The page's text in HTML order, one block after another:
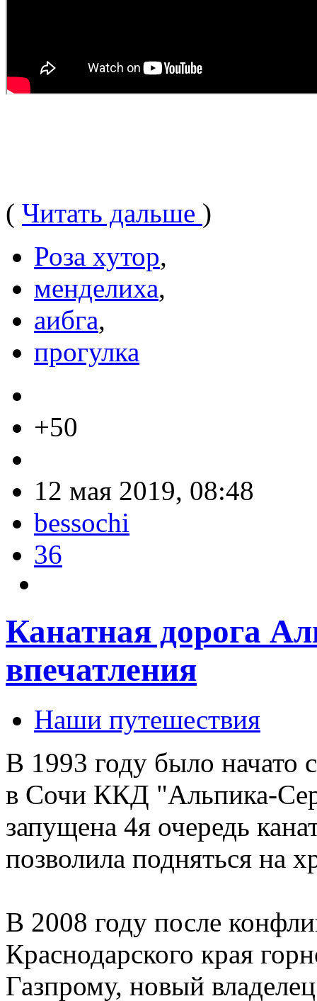
( Читать дальше )
Роза хутор,
менделиха,
аибга,
прогулка
+50
12 мая 2019, 08:48
bessochi
36
Канатная дорога
впечатления
Наши путешествия
В 1993 году было начато
в Сочи ККД "Альпика-
запущена 4я очередь
позволила подняться на
В 2008 году после
Краснодарского края
Газпрому, новый